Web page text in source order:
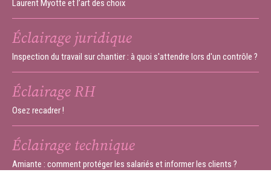
Laurent Myotte et l’art des choix
Éclairage juridique
Inspection du travail sur chantier : à quoi s'attendre lors d'un contrôle ?
Éclairage RH
Osez recadrer !
Éclairage technique
Amiante : comment protéger les salariés et informer les clients ?